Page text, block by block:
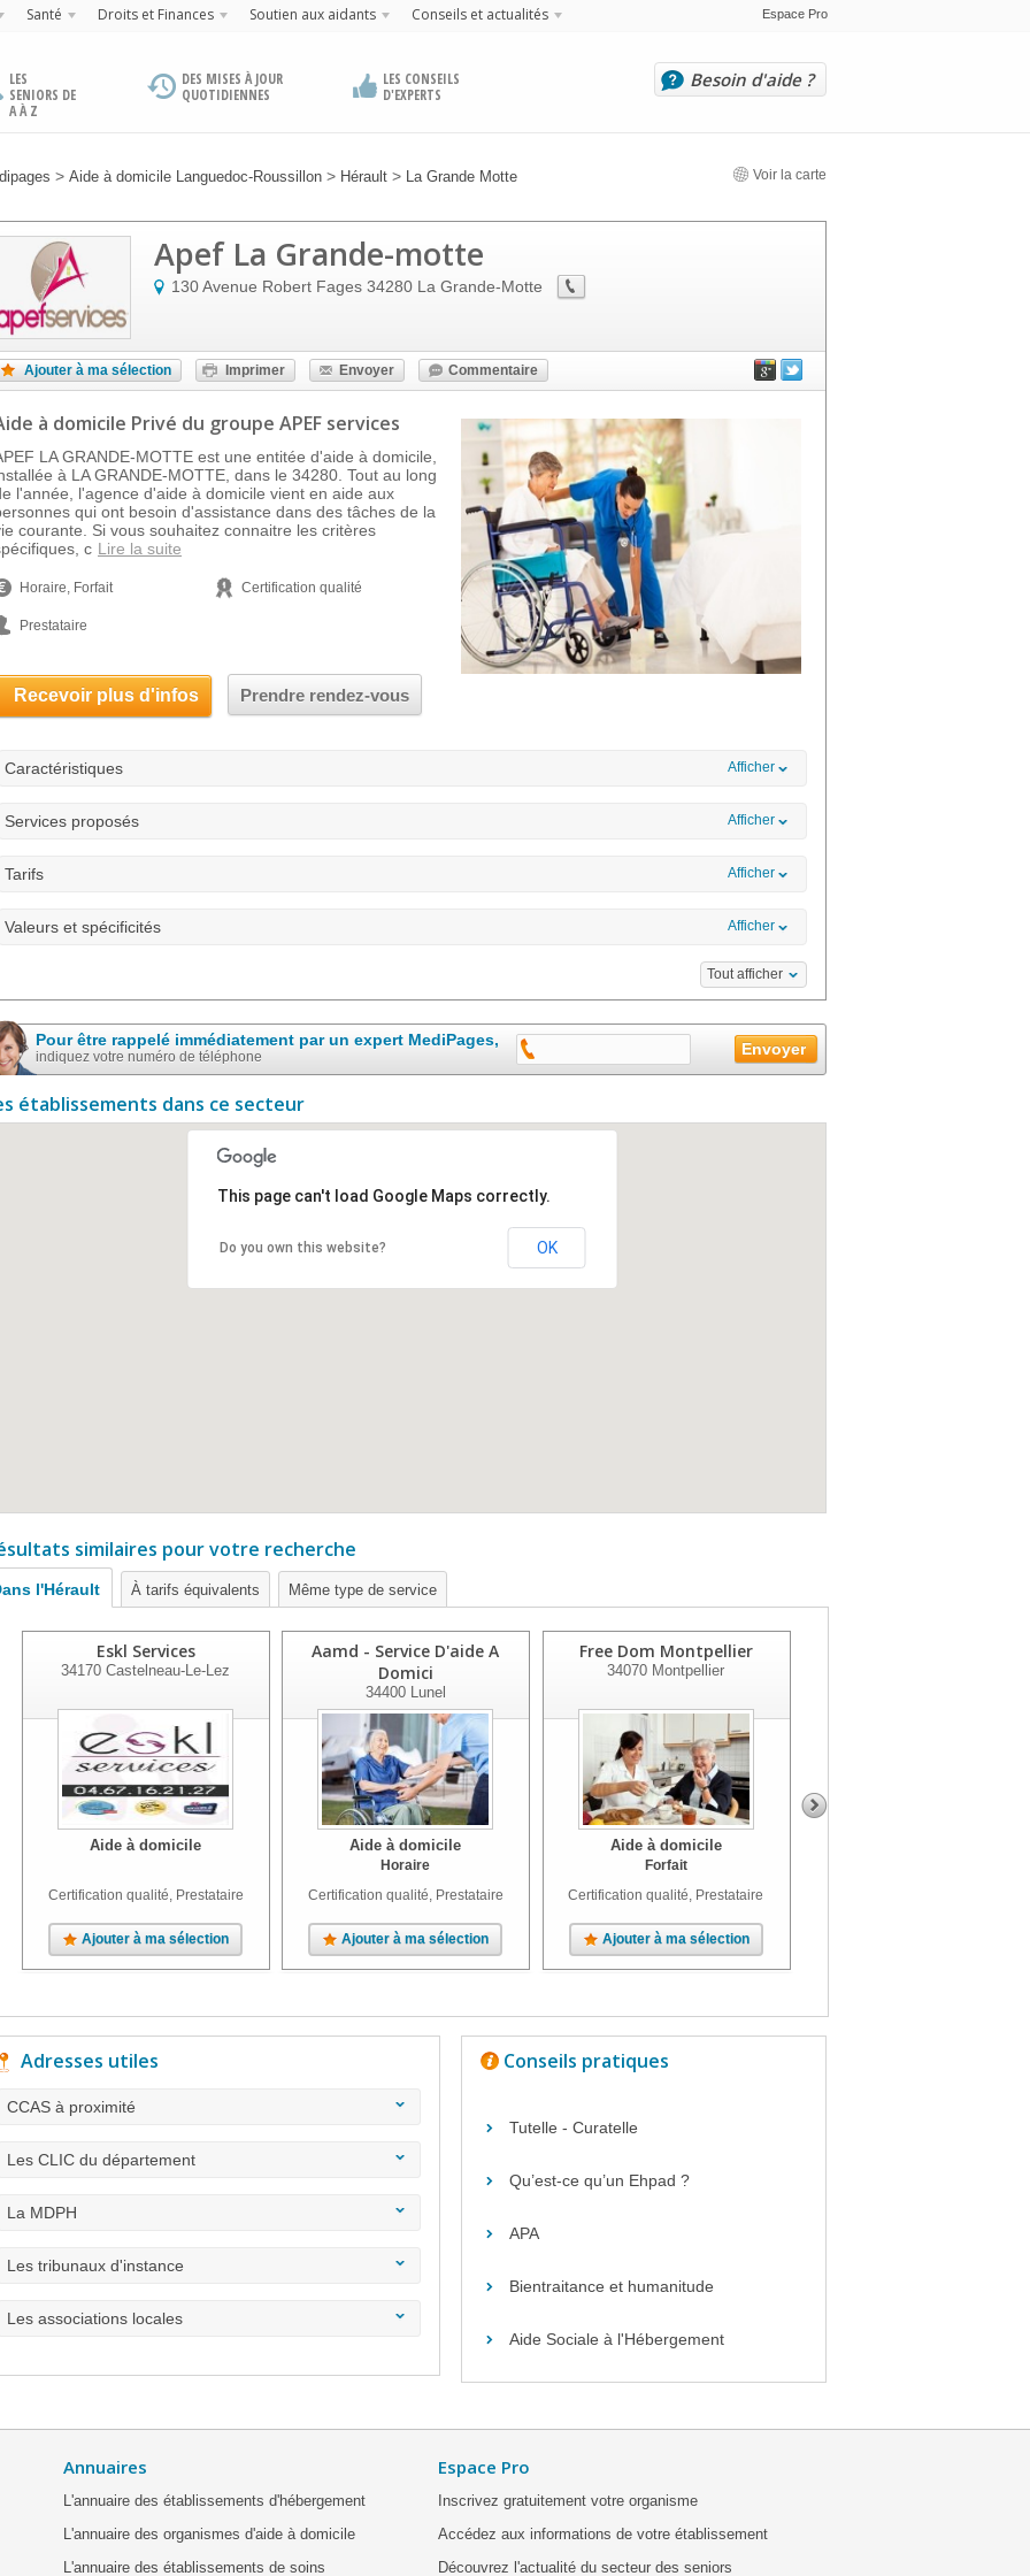
Santé Droits et Finances Soutien aux aidants Conseils et actualités Espace Pro
LES
SENIORS DE
A À Z
DES MISES À JOUR
QUOTIDIENNES
LES CONSEILS
D'EXPERTS
Besoin d'aide ?
> Aide à domicile Languedoc-Roussillon > Hérault > La Grande Motte Voir la carte
Apef La Grande-motte
130 Avenue Robert Fages 34280 La Grande-Motte
Ajouter à ma sélection Imprimer Envoyer Commentaire
à domicile Privé du groupe APEF services
LA GRANDE-MOTTE est une entitée d'aide à domicile,
à LA GRANDE-MOTTE, dans le 34280. Tout au long
l'année, l'agence d'aide à domicile vient en aide aux
qui ont besoin d'assistance dans des tâches de la
courante. Si vous souhaitez connaitre les critères
c Lire la suite
Horaire, Forfait Certification qualité
Prestataire
Recevoir plus d'infos Prendre rendez-vous
Caractéristiques Afficher
Services proposés Afficher
Tarifs Afficher
Valeurs et spécificités Afficher
Tout afficher
Pour être rappelé immédiatement par un expert MediPages,
indiquez votre numéro de téléphone
établissements dans ce secteur
This page can't load Google Maps correctly.
Do you own this website? OK
similaires pour votre recherche
l'Hérault À tarifs équivalents Même type de service
Eskl Services
34170 Castelneau-Le-Lez
Aide à domicile
Certification qualité, Prestataire
Ajouter à ma sélection
Aamd - Service D'aide A
Domici
34400Lunel
Aide à domicile
Horaire
Certification qualité, Prestataire
Ajouter à ma sélection
Free Dom Montpellier
34070 Montpellier
Aide à domicile
Forfait
Certification qualité, Prestataire
Ajouter à ma sélection
Adresses utiles
CCAS à proximité
Les CLIC du département
La MDPH
Les tribunaux d'instance
Les associations locales
Conseils pratiques
Tutelle - Curatelle
Qu’est-ce qu’un Ehpad ?
APA
Bientraitance et humanitude
Aide Sociale à l'Hébergement
Annuaires
L'annuaire des établissements d'hébergement
L'annuaire des organismes d'aide à domicile
L'annuaire des établissements de soins
Espace Pro
Inscrivez gratuitement votre organisme
Accédez aux informations de votre établissement
Découvrez l'actualité du secteur des seniors